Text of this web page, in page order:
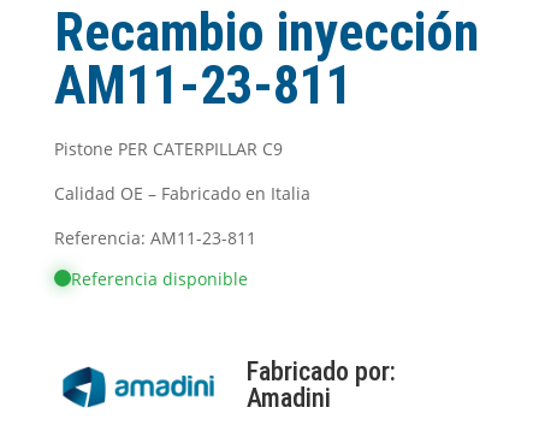
Recambio inyección
AM11-23-811
Pistone PER CATERPILLAR C9
Calidad OE – Fabricado en Italia
Referencia: AM11-23-811
Referencia disponible
Fabricado por:
Amadini